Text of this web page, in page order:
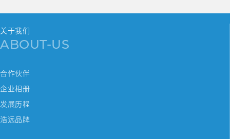
关于我们
ABOUT-US
合作伙伴
企业相册
发展历程
浩远品牌